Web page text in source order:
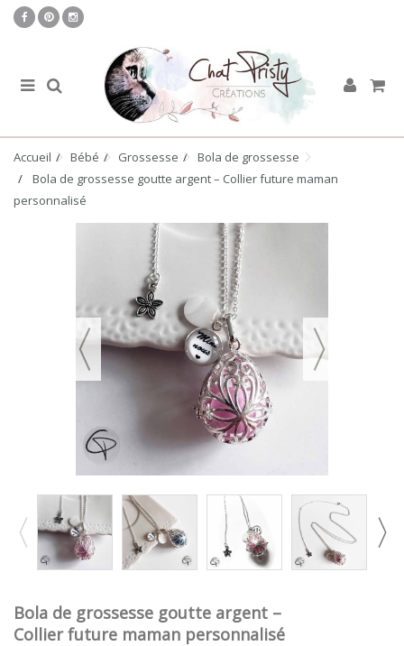
Accueil Bébé Grossesse
Bola de grossesse
Bola de grossesse goutte argent – Collier future maman
personnalisé
Bola de grossesse goutte argent –
Collier future maman personnalisé